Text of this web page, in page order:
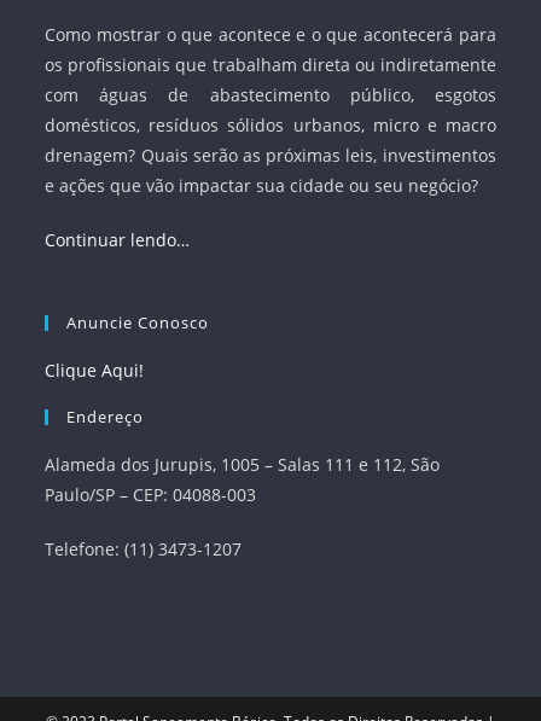
Como mostrar o que acontece e o que acontecerá para
os profissionais que trabalham direta ou indiretamente
com águas de abastecimento público, esgotos
domésticos, resíduos sólidos urbanos, micro e macro
drenagem? Quais serão as próximas leis, investimentos
e ações que vão impactar sua cidade ou seu negócio?
Continuar lendo…
Anuncie Conosco
Clique Aqui!
Endereço
Alameda dos Jurupis, 1005 – Salas 111 e 112, São
Paulo/SP – CEP: 04088-003
Telefone: (11) 3473-1207